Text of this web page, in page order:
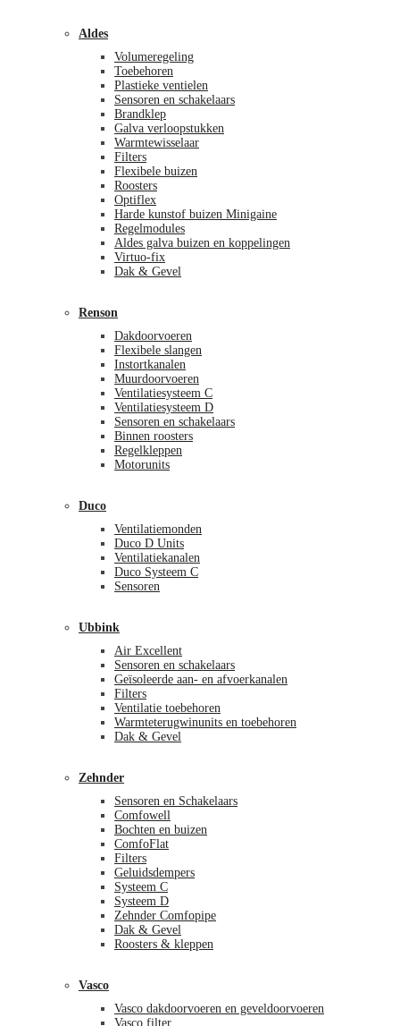
Aldes
Volumeregeling
Toebehoren
Plastieke ventielen
Sensoren en schakelaars
Brandklep
Galva verloopstukken
Warmtewisselaar
Filters
Flexibele buizen
Roosters
Optiflex
Harde kunstof buizen Minigaine
Regelmodules
Aldes galva buizen en koppelingen
Virtuo-fix
Dak & Gevel
Renson
Dakdoorvoeren
Flexibele slangen
Instortkanalen
Muurdoorvoeren
Ventilatiesysteem C
Ventilatiesysteem D
Sensoren en schakelaars
Binnen roosters
Regelkleppen
Motorunits
Duco
Ventilatiemonden
Duco D Units
Ventilatiekanalen
Duco Systeem C
Sensoren
Ubbink
Air Excellent
Sensoren en schakelaars
Geïsoleerde aan- en afvoerkanalen
Filters
Ventilatie toebehoren
Warmteterugwinunits en toebehoren
Dak & Gevel
Zehnder
Sensoren en Schakelaars
Comfowell
Bochten en buizen
ComfoFlat
Filters
Geluidsdempers
Systeem C
Systeem D
Zehnder Comfopipe
Dak & Gevel
Roosters & kleppen
Vasco
Vasco dakdoorvoeren en geveldoorvoeren
Vasco filter